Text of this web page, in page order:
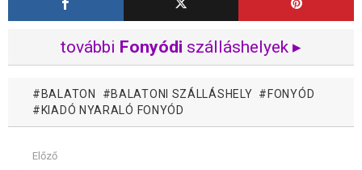
további Fonyódi szálláshelyek ▸
BALATON BALATONI SZÁLLÁSHELY
FONYÓD
KIADÓ NYARALÓ FONYÓD
MutassElőző